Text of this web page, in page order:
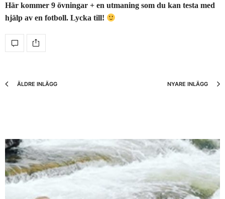
Här kommer 9 övningar + en utmaning som du kan testa med
hjälp av en fotboll. Lycka till!
ÄLDRE INLÄGG NYARE INLÄGG